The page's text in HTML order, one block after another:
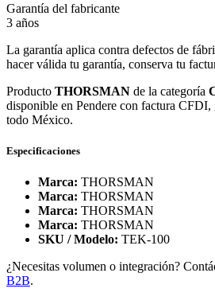
Garantía del fabricante
3 años
La garantía aplica contra defectos de
hacer válida tu garantía, conserva tu
Producto THORSMAN de la categoría
disponible en Pendere con factura
todo México.
Especificaciones
Marca: THORSMAN
Marca: THORSMAN
Marca: THORSMAN
Marca: THORSMAN
SKU / Modelo: TEK-100
¿Necesitas volumen o integración?
B2B.